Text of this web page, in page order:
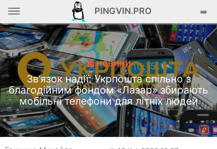
PINGVIN.PRO ➡️
📰 НОВИНИ
Зв’язок надії: Укрпошта спільно з
благодійним фондом «Лазар» збирають
мобільні телефони для літніх людей